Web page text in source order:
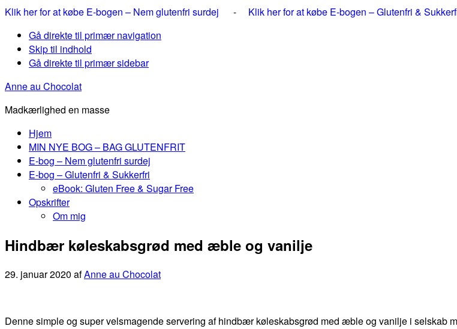
Klik her for at købe E-bogen – Nem glutenfri surdej - Klik her for at købe E-bogen – Glutenfri &
Gå direkte til primær navigation
Skip til indhold
Gå direkte til primær sidebar
Anne au Chocolat
Madkærlighed en masse
Hjem
MIN NYE BOG – BAG GLUTENFRIT
E-bog – Nem glutenfri surdej
E-bog – Glutenfri & Sukkerfri
eBook: Gluten Free & Sugar Free
Opskrifter
Om mig
Hindbær køleskabsgrød med æble og vanilje
29. januar 2020 afAnne au Chocolat
Denne simple og super velsmagende servering af hindbær køleskabsgrød med æble og vanilje i